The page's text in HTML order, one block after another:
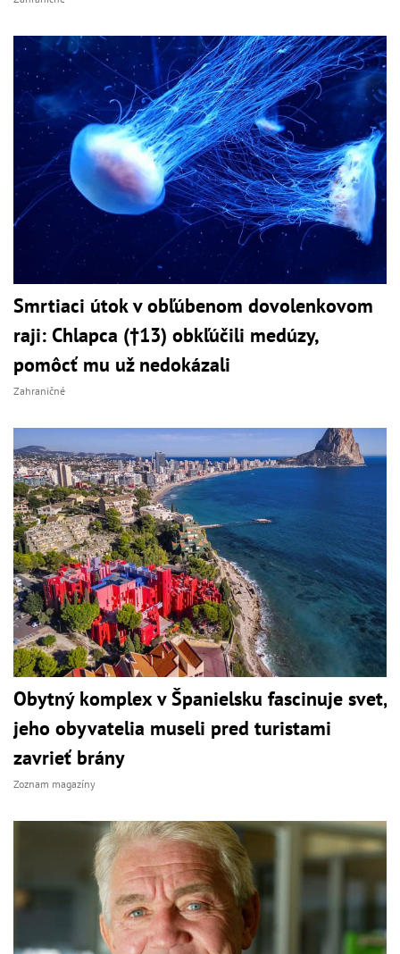
Smrtiaci útok v obľúbenom dovolenkovom
raji: Chlapca (†13) obkľúčili medúzy,
pomôcť mu už nedokázali
Zahraničné
Obytný komplex v Španielsku fascinuje svet,
jeho obyvatelia museli pred turistami
zavrieť brány
Zoznam magazíny